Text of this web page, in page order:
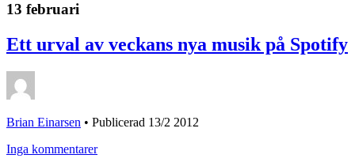
13 februari
Ett urval av veckans nya musik på Spotify
Brian Einarsen • Publicerad 13/2 2012
Inga kommentarer